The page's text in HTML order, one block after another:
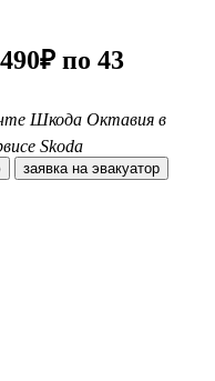
по 43
Шкода Октавия в
Skoda
заявка на эвакуатор